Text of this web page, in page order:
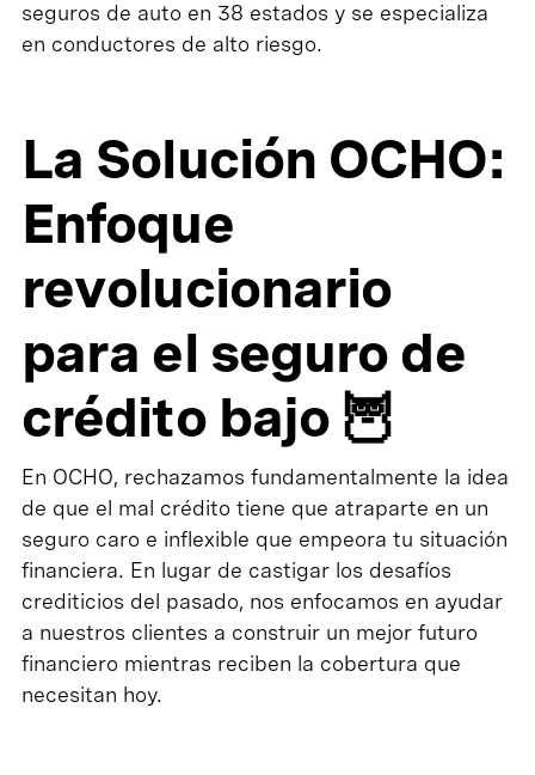
seguros de auto en 38 estados y se especializa
en conductores de alto riesgo.
La Solución OCHO:
Enfoque
revolucionario
para el seguro de
crédito bajo 🦉
En OCHO, rechazamos fundamentalmente la idea
de que el mal crédito tiene que atraparte en un
seguro caro e inflexible que empeora tu situación
financiera. En lugar de castigar los desafíos
crediticios del pasado, nos enfocamos en ayudar
a nuestros clientes a construir un mejor futuro
financiero mientras reciben la cobertura que
necesitan hoy.